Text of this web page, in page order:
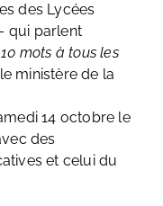
des Lycées
qui parlent
mots à tous les
ministère de la
14 octobre le
des
et celui du